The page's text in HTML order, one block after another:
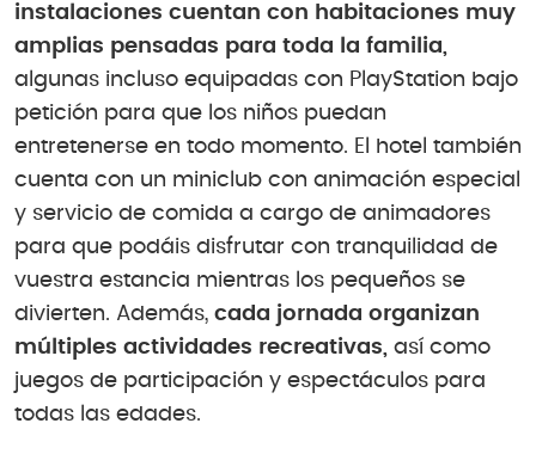
instalaciones cuentan con habitaciones muy
amplias pensadas para toda la familia,
algunas incluso equipadas con PlayStation bajo
petición para que los niños puedan
entretenerse en todo momento. El hotel también
cuenta con un miniclub con animación especial
y servicio de comida a cargo de animadores
para que podáis disfrutar con tranquilidad de
vuestra estancia mientras los pequeños se
divierten. Además, cada jornada organizan
múltiples actividades recreativas, así como
juegos de participación y espectáculos para
todas las edades.